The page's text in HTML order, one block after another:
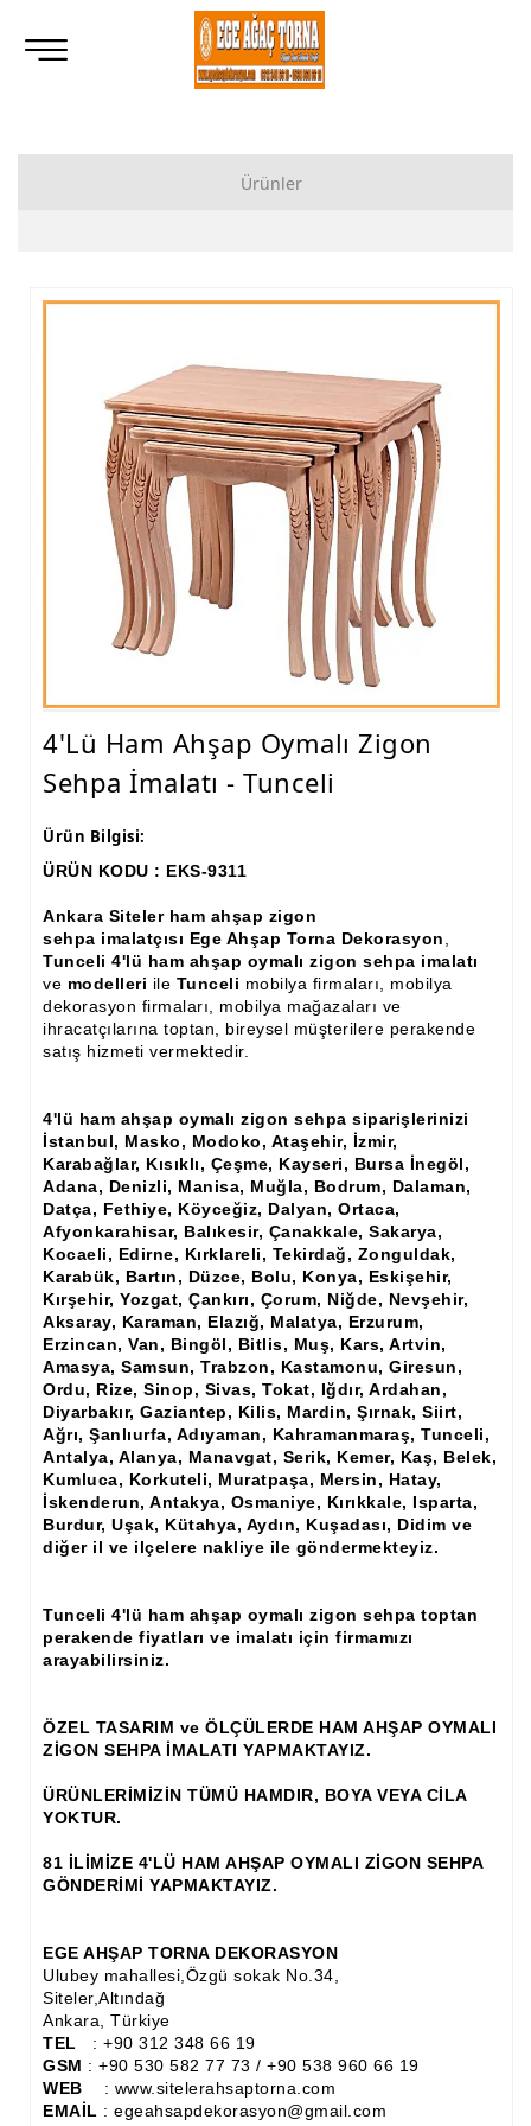
Ürünler
Ham Ahşap Göbekli Masa Ayak İmalatı, Modelleri
Ham Ahşap Yemek Masası İmalatı, Modelleri
Ham Ahşap Sandalye İmalatı, Modelleri
Ham Ahşap Zigon Sehpa İmalatı, Modelleri
Ham Ahşap Fiskos Sehpa İmalatı, Modelleri
Ham Ahşap Orta ve Yan Sehpa İmalatı, Modelleri
Ham Ahşap Tv Ünitesi (Plazma) İmalatı, Modelleri
Ham Ahşap Dresuar İmalatı, Modelleri
Ham Ahşap Konsol İmalatı, Modelleri
Ham Ahşap Saksılık Çiçeklik İmalatı, Modelleri
Ham Ahşap Makyaj Masası İmalatı Modelleri
Ham Ahşap Dilsiz Uşak İmalatı, Modelleri
Ham Ahşap Komodin İmalatı, Modelleri
Ham Ahşap Boy Aynası İmalatı, Modelleri
Ham Ahşap Kitaplık İmalatı, Modelleri
Ham Ahşap Vitrin İmalatı, Modelleri
Ham Ahşap Gümüşlük, Kaşıklık İmalatı, Modelleri
Ham Ahşap Koltuk İmalatı, Modelleri
Ham Ahşap Josefin Koltuk İskelet İmalatı, Modelleri
Ham Ahşap Ayna Çerçeve İmalatı, Modelleri
Ham Ahşap Dekoratif Ürün İmalatı, Modelleri
El Oyması Ham Ahşap Yatak Başlıkları
Ahşap Aksesuarlar
Ahşap İşlemeli Düz Klapa
Ahşap Panjur ve Menfez
Ahşap Seperatör
Ahşap Tavan Göbeği
Ayons Baskılı Ahşap Çıta Modelleri
Cibinlik
Cnc Ürün Çeşitleri
Diğer Ahşap Ürünler
Dekoratif Çıta İmalatı, Modelleri
4'lü Ham Ahşap Oymalı Zigon
Sehpa İmalatı - Tunceli
Ürün Bilgisi:
ÜRÜN KODU : EKS-9311
Ankara Siteler ham ahşap zigon
sehpa imalatçısı Ege Ahşap Torna Dekorasyon
Tunceli 4'lü ham ahşap oymalı zigon sehpa imalatı
ve modelleri ile Tunceli mobilya firmaları, mobilya
dekorasyon firmaları, mobilya mağazaları ve
ihracatçılarına toptan, bireysel müşterilere perakende
satış hizmeti vermektedir.
4'lü ham ahşap oymalı zigon sehpa siparişlerinizi
İstanbul, Masko, Modoko, Ataşehir, İzmir,
Karabağlar, Kısıklı, Çeşme, Kayseri, Bursa İnegöl,
Adana, Denizli, Manisa, Muğla, Bodrum, Dalaman,
Datça, Fethiye, Köyceğiz, Dalyan, Ortaca,
Afyonkarahisar, Balıkesir, Çanakkale, Sakarya,
Kocaeli, Edirne, Kırklareli, Tekirdağ, Zonguldak,
Karabük, Bartın, Düzce, Bolu, Konya, Eskişehir,
Kırşehir, Yozgat, Çankırı, Çorum, Niğde, Nevşehir,
Aksaray, Karaman, Elazığ, Malatya, Erzurum,
Erzincan, Van, Bingöl, Bitlis, Muş, Kars, Artvin,
Amasya, Samsun, Trabzon, Kastamonu, Giresun,
Ordu, Rize, Sinop, Sivas, Tokat, Iğdır, Ardahan,
Diyarbakır, Gaziantep, Kilis, Mardin, Şırnak, Siirt,
Ağrı, Şanlıurfa, Adıyaman, Kahramanmaraş, Tunceli,
Antalya, Alanya, Manavgat, Serik, Kemer, Kaş, Belek,
Kumluca, Korkuteli, Muratpaşa, Mersin, Hatay,
İskenderun, Antakya, Osmaniye, Kırıkkale, Isparta,
Burdur, Uşak, Kütahya, Aydın, Kuşadası, Didim ve
diğer il ve ilçelere nakliye ile göndermekteyiz.
Tunceli 4'lü ham ahşap oymalı zigon sehpa toptan
perakende fiyatları ve imalatı için firmamızı
arayabilirsiniz.
ÖZEL TASARIM ve ÖLÇÜLERDE HAM AHŞAP OYMALI
ZİGON SEHPA İMALATI YAPMAKTAYIZ.
ÜRÜNLERİMİZİN TÜMÜ HAMDIR, BOYA VEYA CİLA
YOKTUR.
81 İLİMİZE 4'LÜ HAM AHŞAP OYMALI ZİGON SEHPA
GÖNDERİMİ YAPMAKTAYIZ.
EGE AHŞAP TORNA DEKORASYON
Ulubey mahallesi,Özgü sokak No.34,
Siteler,Altındağ
Ankara, Türkiye
TEL : +90 312 348 66 19
GSM : +90 530 582 77 73 / +90 538 960 66 19
WEB : www.sitelerahsaptorna.com
EMAİL : egeahsapdekorasyon@gmail.com